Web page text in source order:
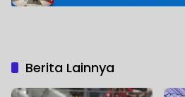
Berita Lainnya